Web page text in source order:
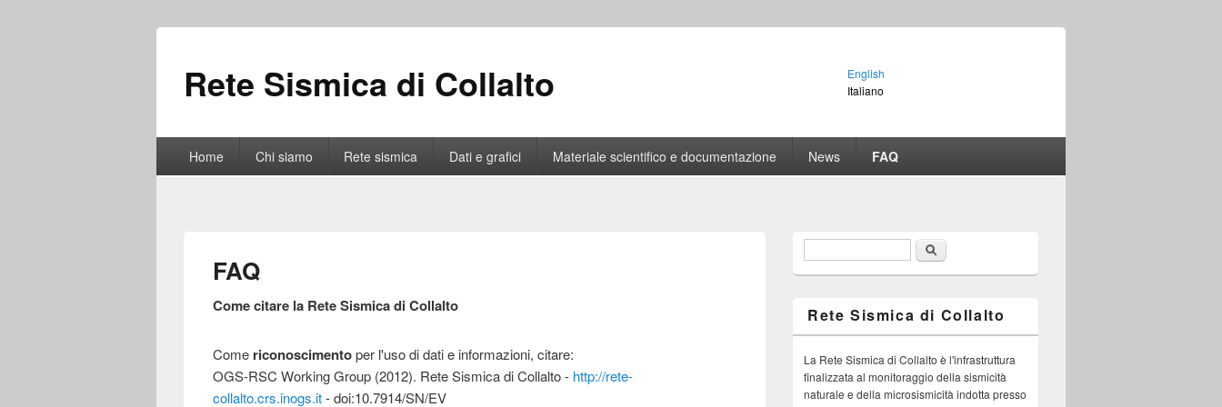
Rete Sismica di Collalto
Home Chi siamo Rete sismica Dati e grafici Materiale scientifico e documentazione News FAQ
FAQ
Come citare la Rete Sismica di Collalto
Come riconoscimentoper l'uso di dati e informazioni, citare:
OGS-RSC Working Group (2012). Rete Sismica di Collalto - http://rete-
collalto.crs.inogs.it- doi:10.7914/SN/EV
English
Italiano
Form di ricerca
Cerca
Rete Sismica di Collalto
La Rete Sismica di Collalto è l'infrastruttura
finalizzata al monitoraggio della sismicità
naturale e della microsismicità indotta presso